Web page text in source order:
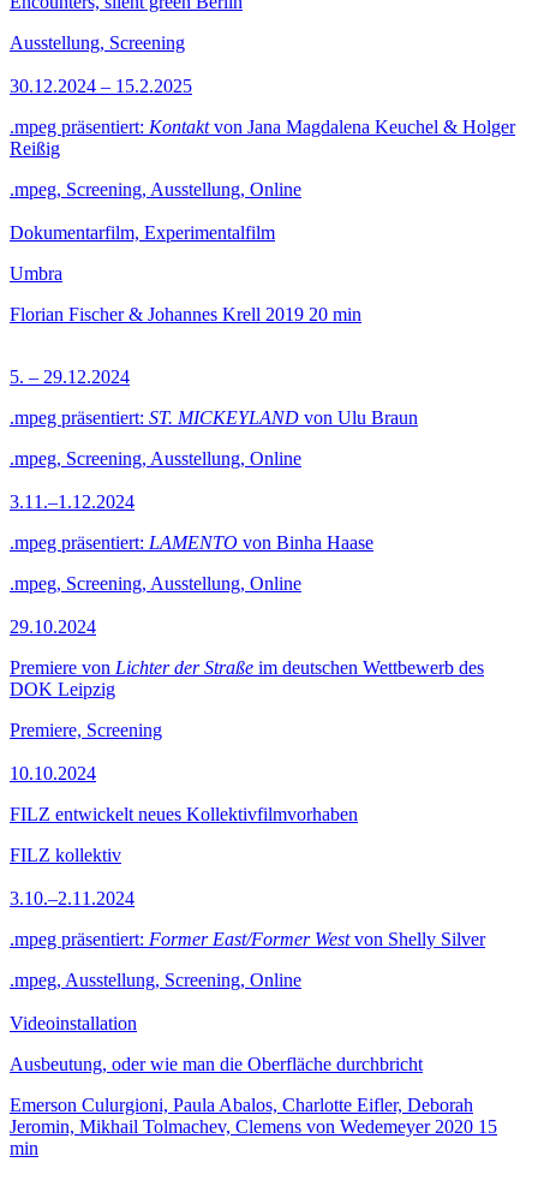
Ausstellung, Screening
30.12.2024 – 15.2.2025
.mpeg präsentiert: Kontaktvon Jana Magdalena Keuchel & Holger
Reißig
.mpeg, Screening, Ausstellung, Online
Dokumentarfilm, Experimentalfilm
Umbra
Florian Fischer & Johannes Krell 2019 20 min
5. – 29.12.2024
.mpeg präsentiert: ST. MICKEYLAND von Ulu Braun
.mpeg, Screening, Ausstellung, Online
3.11.–1.12.2024
.mpeg präsentiert: LAMENTO von Binha Haase
.mpeg, Screening, Ausstellung, Online
29.10.2024
Premiere von Lichter der Straße im deutschen Wettbewerb des
DOK Leipzig
Premiere, Screening
10.10.2024
FILZ entwickelt neues Kollektivfilmvorhaben
FILZ kollektiv
3.10.–2.11.2024
.mpeg präsentiert: Former East/Former Westvon Shelly Silver
.mpeg, Ausstellung, Screening, Online
Videoinstallation
Ausbeutung, oder wie man die Oberfläche durchbricht
Emerson Culurgioni, Paula Abalos, Charlotte Eifler, Deborah
Jeromin, Mikhail Tolmachev, Clemens von Wedemeyer 2020 15
min